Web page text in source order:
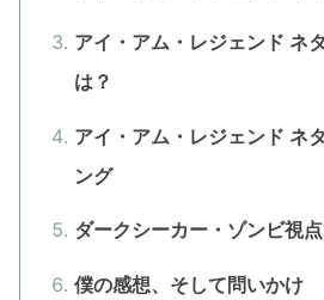
アイ・アム・レジェンド ネ
は？
アイ・アム・レジェンド ネ
ング
ダークシーカー・ゾンビ視
僕の感想、そして問いかけ